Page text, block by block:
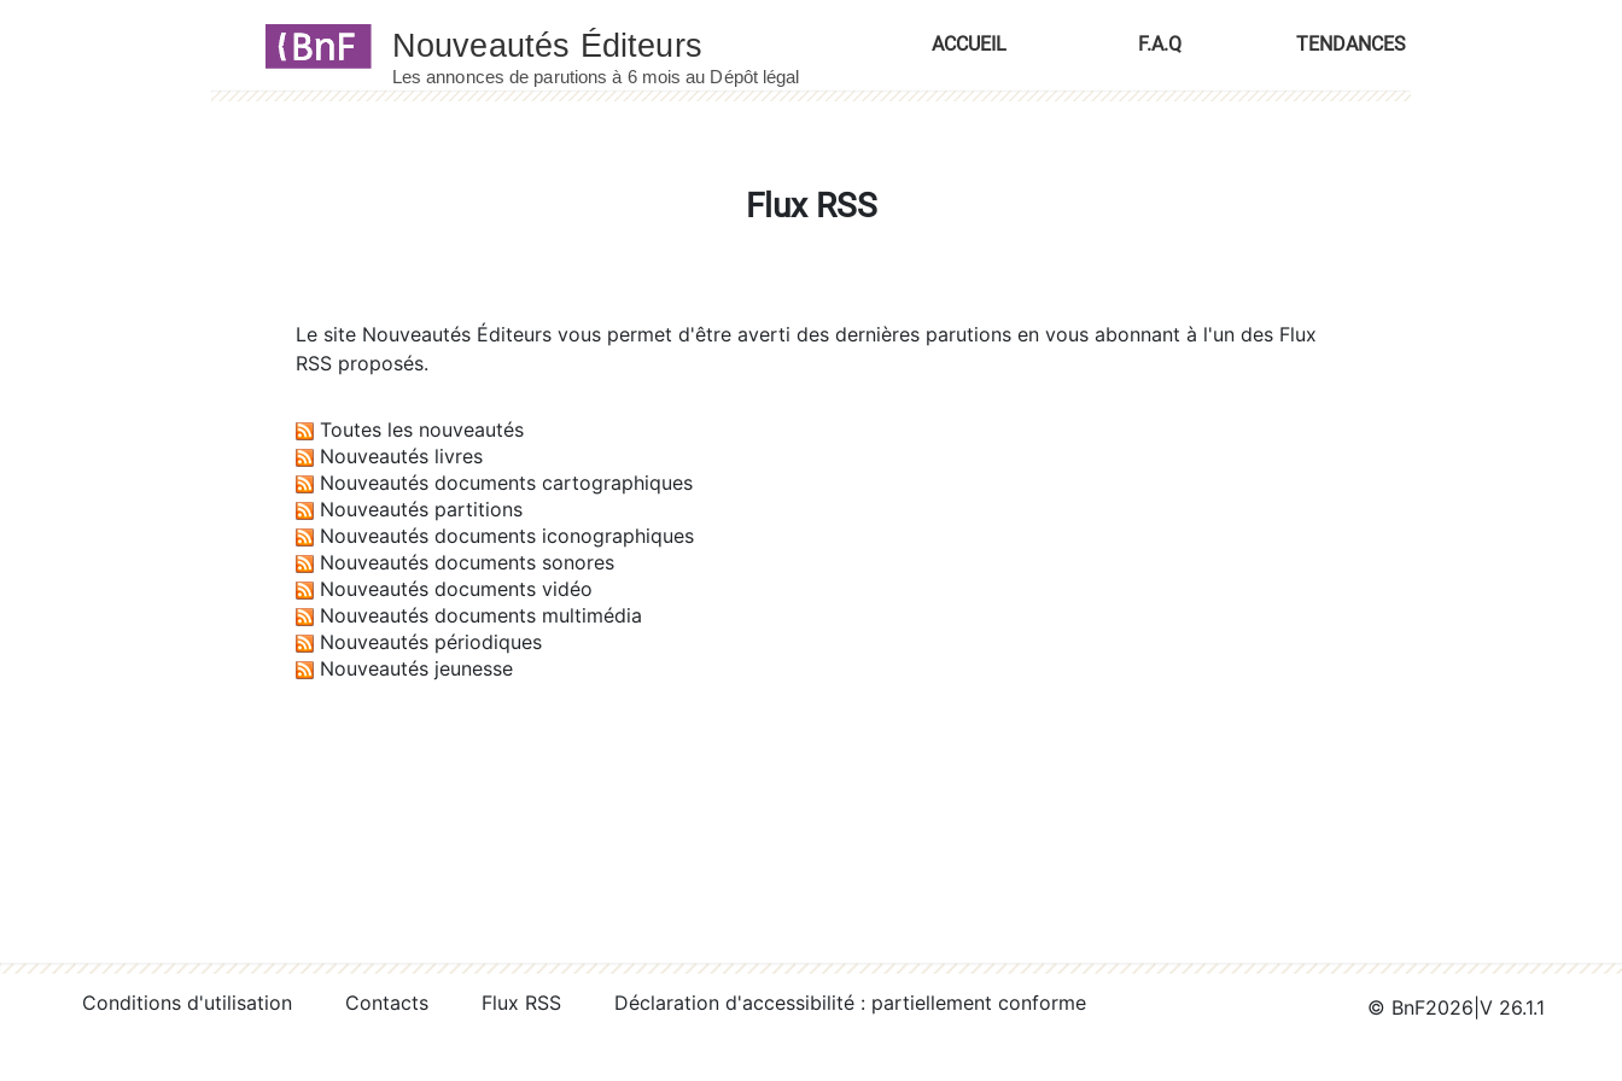
ACCUEIL F.A.Q TENDANCES
Flux RSS
Le site Nouveautés Éditeurs vous permet d'être averti des dernières parutions en vous abonnant à l'un des Flux
RSS proposés.
Toutes les nouveautés
Nouveautés livres
Nouveautés documents cartographiques
Nouveautés partitions
Nouveautés documents iconographiques
Nouveautés documents sonores
Nouveautés documents vidéo
Nouveautés documents multimédia
Nouveautés périodiques
Nouveautés jeunesse
Conditions d'utilisation Contacts Flux RSS Déclaration d'accessibilité : partiellement conforme © BnF2026 V 26.1.1